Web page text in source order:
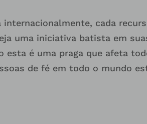
cada
uma iniciativa batista em
esta é uma praga que afeta
de fé em todo o mundo